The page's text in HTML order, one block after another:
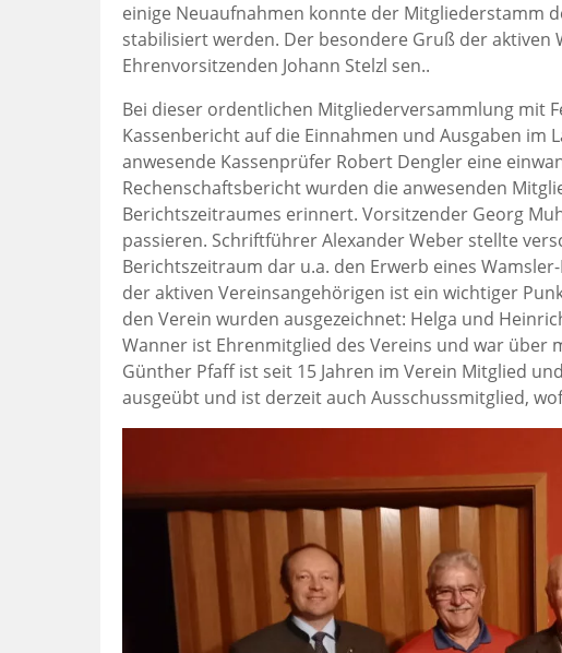
einige Neuaufnahmen konnte der Mitgliederstamm
stabilisiert werden. Der besondere Gruß der aktiven
Ehrenvorsitzenden Johann Stelzl sen..
Bei dieser ordentlichen Mitgliederversammlung mit
Kassenbericht auf die Einnahmen und Ausgaben im
anwesende Kassenprüfer Robert Dengler eine
Rechenschaftsbericht wurden die anwesenden
Berichtszeitraumes erinnert. Vorsitzender Georg
passieren. Schriftführer Alexander Weber stellte
Berichtszeitraum dar u.a. den Erwerb eines
der aktiven Vereinsangehörigen ist ein wichtiger
den Verein wurden ausgezeichnet: Helga und
Wanner ist Ehrenmitglied des Vereins und war über
Günther Pfaff ist seit 15 Jahren im Verein Mitglied
ausgeübt und ist derzeit auch Ausschussmitglied,